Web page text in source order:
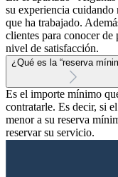
su experiencia cuidando
que ha trabajado.
clientes para conocer
nivel de satisfacción.
¿Qué es la “reserva
Es el importe mínimo
contratarle. Es decir, si
menor a su reserva
reservar su servicio.